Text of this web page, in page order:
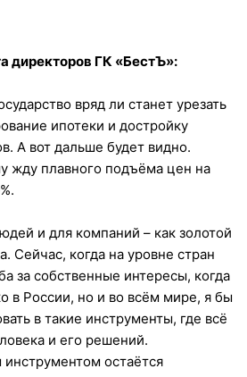
директоров ГК «БестЪ»:
вряд ли станет урезать
ипотеки и достройку
А вот дальше будет видно.
жду плавного подъёма цен на
и для компаний – как золотой
Сейчас, когда на уровне стран
за собственные интересы, когда
в России, но и во всём мире, я бы
в такие инструменты, где всё
и его решений.
остаётся